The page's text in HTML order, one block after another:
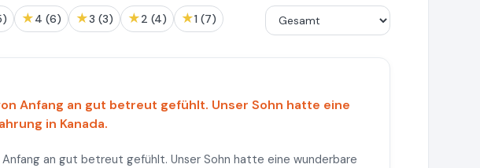
★ 4 (6) ★ 3 (3) ★ 2 (4) ★ 1 (7)
Anfang an gut betreut gefühlt. Unser Sohn hatte eine
in Kanada.
Anfang an gut betreut gefühlt. Unser Sohn hatte eine wunderbare